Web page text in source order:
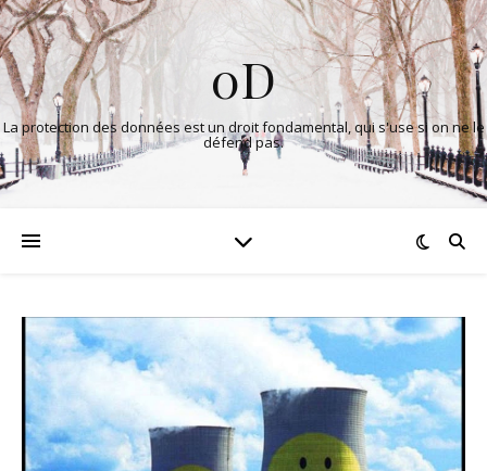
0D
La protection des données est un droit fondamental, qui s'use si on ne le
défend pas.